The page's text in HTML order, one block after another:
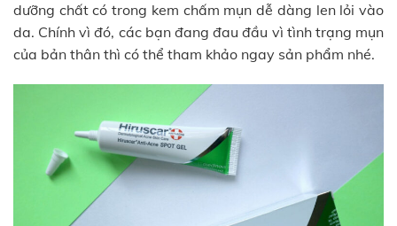
dưỡng chất có trong kem chấm mụn dễ dàng len lỏi vào
da. Chính vì đó, các bạn đang đau đầu vì tình trạng mụn
của bản thân thì có thể tham khảo ngay sản phẩm nhé.